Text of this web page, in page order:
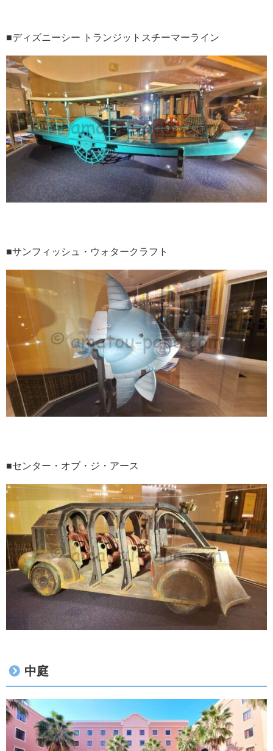
■ディズニーシー トランジットスチーマーライン
■サンフィッシュ・ウォタークラフト
■センター・オブ・ジ・アース
中庭